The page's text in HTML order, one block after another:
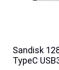
Sandisk
TypeC